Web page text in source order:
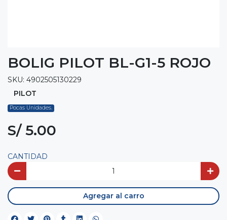
BOLIG PILOT BL-G1-5 ROJO
SKU: 4902505130229
PILOT
Pocas Unidades.
S/ 5.00
CANTIDAD
Agregar al carro